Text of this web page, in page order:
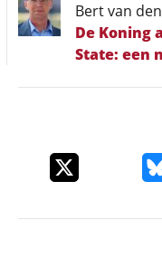
Bert van
De Koning
State: een
Deel dit item op